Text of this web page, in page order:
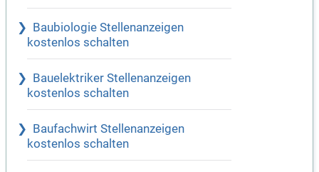
Baubiologie Stellenanzeigen
kostenlos schalten
Bauelektriker Stellenanzeigen
kostenlos schalten
Baufachwirt Stellenanzeigen
kostenlos schalten